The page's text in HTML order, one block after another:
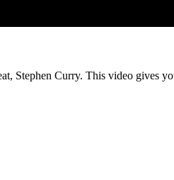
Stephen Curry. This video gives